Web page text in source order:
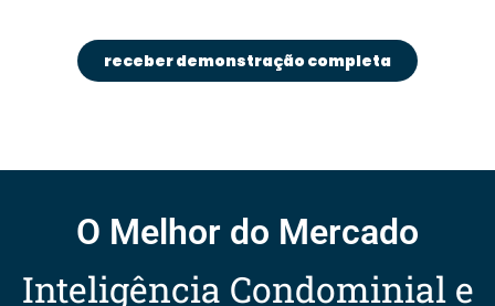
receber demonstração completa
O Melhor do Mercado
Inteligência Condominial e